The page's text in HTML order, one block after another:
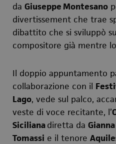
da Giuseppe Montesano
divertissement che trae
dibattito che si sviluppò
compositore già mentre
Il doppio appuntamento
collaborazione con il
Lago, vede sul palco,
veste di voce recitante, l’
Sicilianadiretta da
Tomassi e il tenore